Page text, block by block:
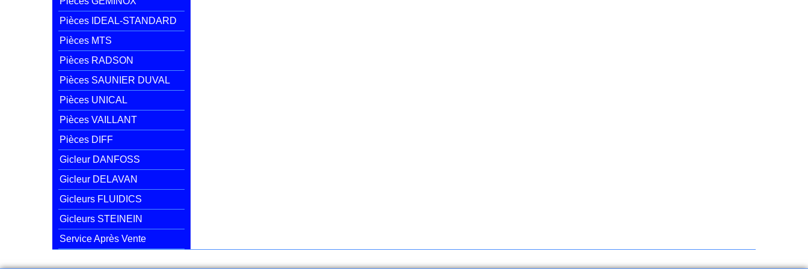
Pièces IDEAL-STANDARD
Pièces MTS
Pièces RADSON
Pièces SAUNIER DUVAL
Pièces UNICAL
Pièces VAILLANT
Pièces DIFF
Gicleur DANFOSS
Gicleur DELAVAN
Gicleurs FLUIDICS
Gicleurs STEINEIN
Service Après Vente